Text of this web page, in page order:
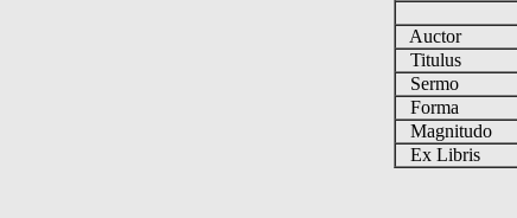
Auctor
Titulus
Sermo
Forma
Magnitudo
Ex Libris